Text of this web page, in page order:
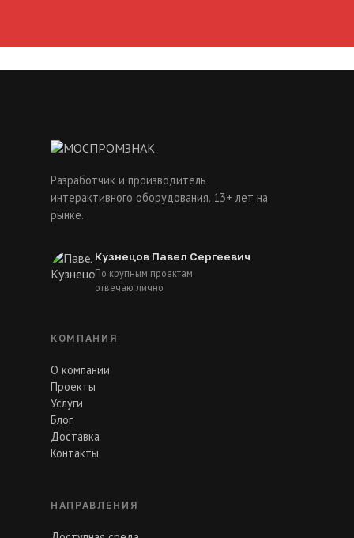
Разработчик и производитель
интерактивного оборудования. 13+ лет на
рынке.
Кузнецов Павел Сергеевич
По крупным проектам
отвечаю лично
КОМПАНИЯ
О компании
Проекты
Услуги
Блог
Доставка
Контакты
НАПРАВЛЕНИЯ